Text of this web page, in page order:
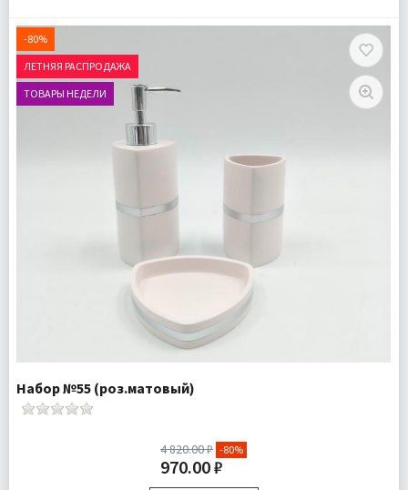
Стаканчик для зубных щеток 1 шт
Мыльница для твердого мыла 1 шт
Доставка:
Подробнее
-80%
ЛЕТНЯЯ РАСПРОДАЖА
ТОВАРЫ НЕДЕЛИ
Набор №55 (роз.матовый)
4 820.00 ₽ -80%
970.00 ₽